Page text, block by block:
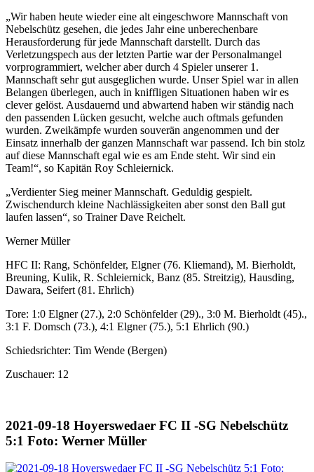
„Wir haben heute wieder eine alt eingeschwore Mannschaft von
Nebelschütz gesehen, die jedes Jahr eine unberechenbare
Herausforderung für jede Mannschaft darstellt. Durch das
Verletzungspech aus der letzten Partie war der Personalmangel
vorprogrammiert, welcher aber durch 4 Spieler unserer 1.
Mannschaft sehr gut ausgeglichen wurde. Unser Spiel war in allen
Belangen überlegen, auch in kniffligen Situationen haben wir es
clever gelöst. Ausdauernd und abwartend haben wir ständig nach
den passenden Lücken gesucht, welche auch oftmals gefunden
wurden. Zweikämpfe wurden souverän angenommen und der
Einsatz innerhalb der ganzen Mannschaft war passend. Ich bin stolz
auf diese Mannschaft egal wie es am Ende steht. Wir sind ein
Team!“, so Kapitän Roy Schleiernick.
„Verdienter Sieg meiner Mannschaft. Geduldig gespielt.
Zwischendurch kleine Nachlässigkeiten aber sonst den Ball gut
laufen lassen“, so Trainer Dave Reichelt.
Werner Müller
HFC II: Rang, Schönfelder, Elgner (76. Kliemand), M. Bierholdt,
Breuning, Kulik, R. Schleiernick, Banz (85. Streitzig), Hausding,
Dawara, Seifert (81. Ehrlich)
Tore: 1:0 Elgner (27.), 2:0 Schönfelder (29)., 3:0 M. Bierholdt (45).,
3:1 F. Domsch (73.), 4:1 Elgner (75.), 5:1 Ehrlich (90.)
Schiedsrichter: Tim Wende (Bergen)
Zuschauer: 12
2021-09-18 Hoyerswedaer FC II -SG Nebelschütz
5:1 Foto: Werner Müller